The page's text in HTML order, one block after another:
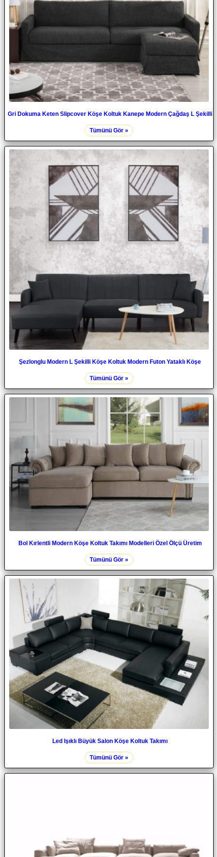
Gri Dokuma Keten Slipcover Köşe Koltuk Kanepe Modern Çağdaş L Şekilli
Tümünü Gör »
Şezlonglu Modern L Şekilli Köşe Koltuk Modern Futon Yataklı Köşe
Tümünü Gör »
Bol Kırlentli Modern Köşe Koltuk Takımı Modelleri Özel Ölçü Üretim
Tümünü Gör »
Led Işıklı Büyük Salon Köşe Koltuk Takımı
Tümünü Gör »